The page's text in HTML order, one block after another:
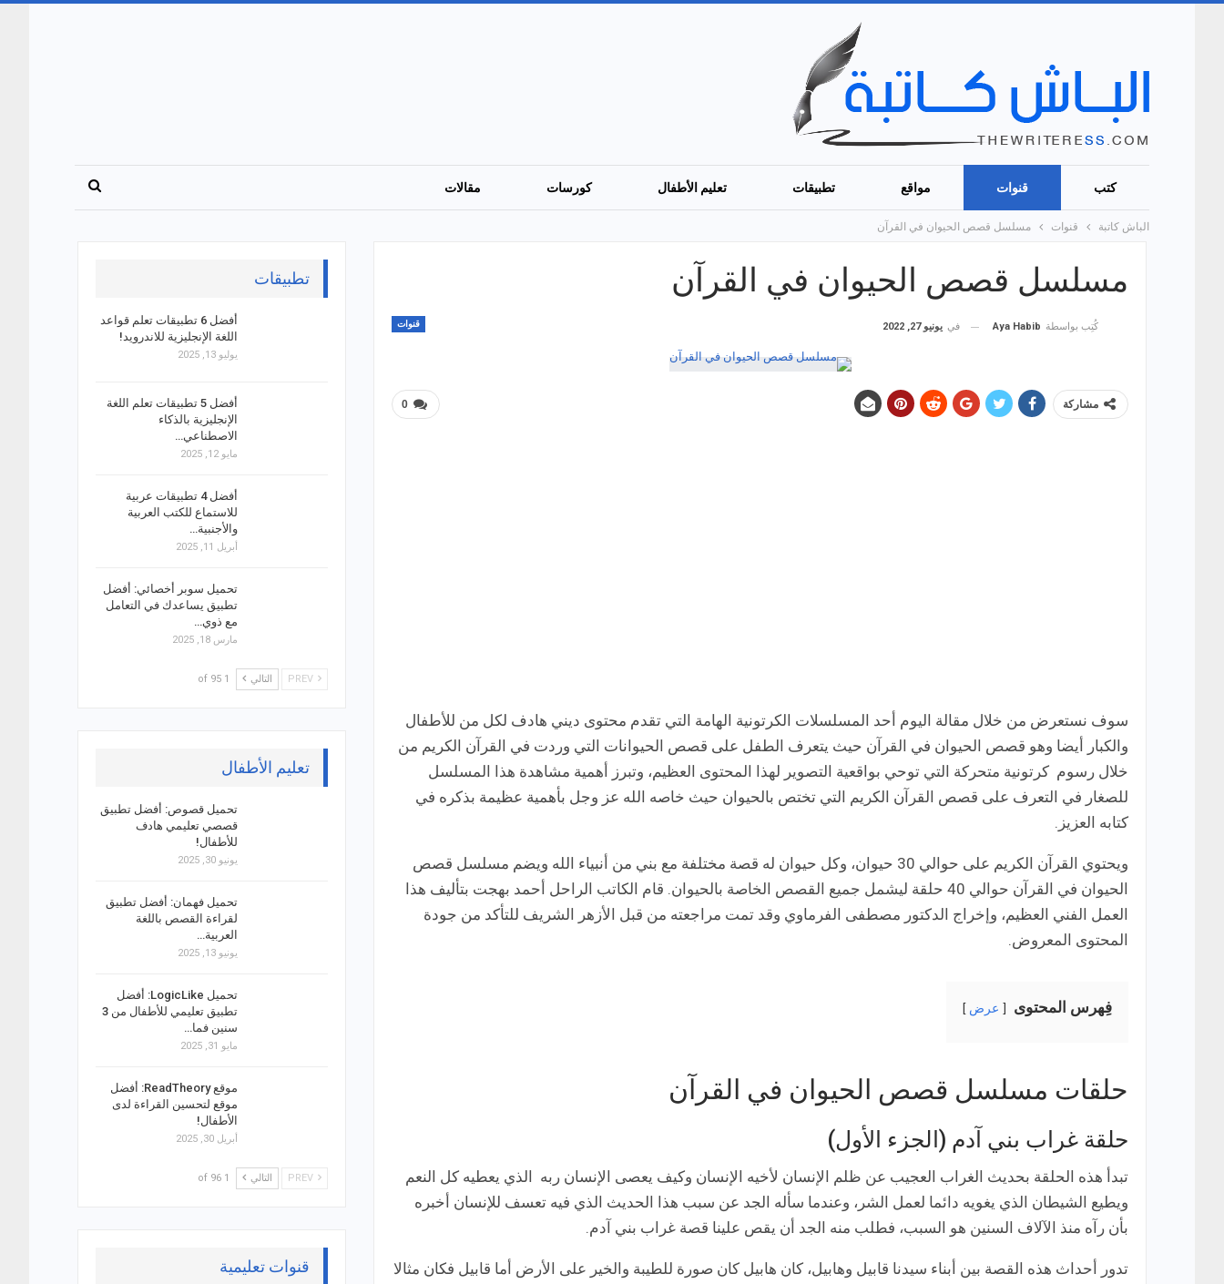
كتب قنوات مواقع تطبيقات تعليم الأطفال كورسات مقالات
الباش كاتبة قنوات مسلسل قصص الحيوان في القرآن
مسلسل قصص الحيوان في القرآن
قنوات كُتِب بواسطة Aya Habib في يونيو 27, 2022
0 مشاركة
سوف نستعرض من خلال مقالة اليوم أحد المسلسلات الكرتونية الهامة التي تقدم محتوى ديني هادف لكل من للأطفال
والكبار أيضا وهو قصص الحيوان في القرآن حيث يتعرف الطفل على قصص الحيوانات التي وردت في القرآن الكريم من
خلال رسوم كرتونية متحركة التي توحي بواقعية التصوير لهذا المحتوى العظيم، وتبرز أهمية مشاهدة هذا المسلسل
للصغار في التعرف على قصص القرآن الكريم التي تختص بالحيوان حيث خاصه الله عز وجل بأهمية عظيمة بذكره في
كتابه العزيز.
ويحتوي القرآن الكريم على حوالي 30 حيوان، وكل حيوان له قصة مختلفة مع بني من أنبياء الله ويضم مسلسل قصص
الحيوان في القرآن حوالي 40 حلقة ليشمل جميع القصص الخاصة بالحيوان. قام الكاتب الراحل أحمد بهجت بتأليف هذا
العمل الفني العظيم، وإخراج الدكتور مصطفى الفرماوي وقد تمت مراجعته من قبل الأزهر الشريف للتأكد من جودة
المحتوى المعروض.
فِهرس المحتوى عرض
حلقات مسلسل قصص الحيوان في القرآن
حلقة غراب بني آدم (الجزء الأول)
تبدأ هذه الحلقة بحديث الغراب العجيب عن ظلم الإنسان لأخيه الإنسان وكيف يعصى الإنسان ربه الذي يعطيه كل النعم
ويطيع الشيطان الذي يغويه دائما لعمل الشر، وعندما سأله الجد عن سبب هذا الحديث الذي فيه تعسف للإنسان أخبره
بأن رآه منذ الآلاف السنين هو السبب، فطلب منه الجد أن يقص علينا قصة غراب بني آدم.
تدور أحداث هذه القصة بين أبناء سيدنا قابيل وهابيل، كان هابيل كان صورة للطيبة والخير على الأرض أما قابيل فكان مثالا
تطبيقات
أفضل 6 تطبيقات تعلم قواعد
اللغة الإنجليزية للاندرويد!
يوليو 13, 2025
أفضل 5 تطبيقات تعلم اللغة
الإنجليزية بالذكاء
الاصطناعي…
مايو 12, 2025
أفضل 4 تطبيقات عربية
للاستماع للكتب العربية
والأجنبية…
أبريل 11, 2025
تحميل سوبر أخصائي: أفضل
تطبيق يساعدك في التعامل
مع ذوي…
مارس 18, 2025
التالي 1 of 95
تعليم الأطفال
تحميل قصوص: أفضل تطبيق
قصصي تعليمي هادف
للأطفال!
يونيو 30, 2025
تحميل فهمان: أفضل تطبيق
لقراءة القصص باللغة
العربية…
يونيو 13, 2025
تحميل LogicLike: أفضل
تطبيق تعليمي للأطفال من 3
سنين فما…
مايو 31, 2025
موقع ReadTheory: أفضل
موقع لتحسين القراءة لدى
الأطفال!
أبريل 30, 2025
التالي 1 of 96
قنوات تعليمية